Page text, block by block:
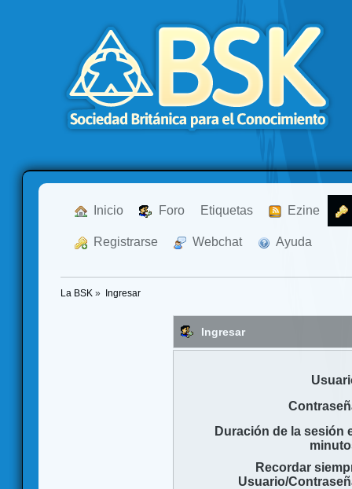
Inicio Foro Etiquetas Ezine
Registrarse Webchat Ayuda
La BSK » Ingresar
Ingresar
Duración de la sesión
Recordar
Usuario/